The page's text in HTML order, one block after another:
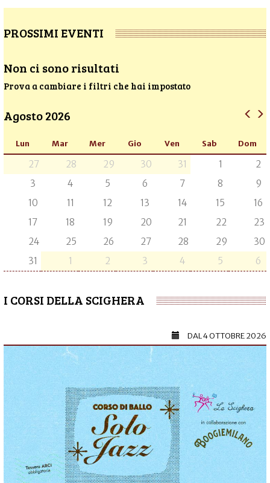
PROSSIMI EVENTI
Non ci sono risultati
Prova a cambiare i filtri che hai impostato
Agosto 2026
Lun Mar Mer Gio Ven Sab Dom
27 28 29 30 31 1
2
3
4 5 6 7 8
9
10
11 12 13 14 15
16
17
18 19 20 21 22
23
24
25 26 27 28 29
30
31
1 2 3 4 5 6
I CORSI DELLA SCIGHERA
DAL4 OTTOBRE 2026